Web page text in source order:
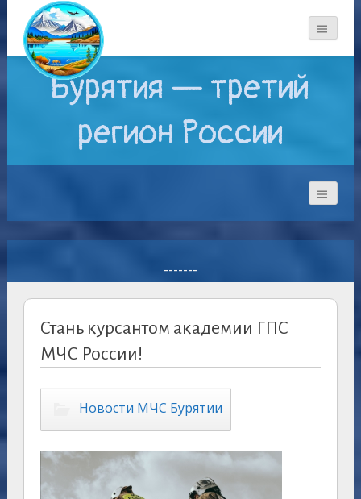
Бурятия — третий
регион России
-------
Стань курсантом академии ГПС
МЧС России!
Новости МЧС Бурятии